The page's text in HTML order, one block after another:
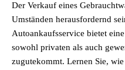
Der Verkauf eines
Umständen herausfordernd
Autoankaufsservice bietet
sowohl privaten als auch
zugutekommt. Lernen Sie,